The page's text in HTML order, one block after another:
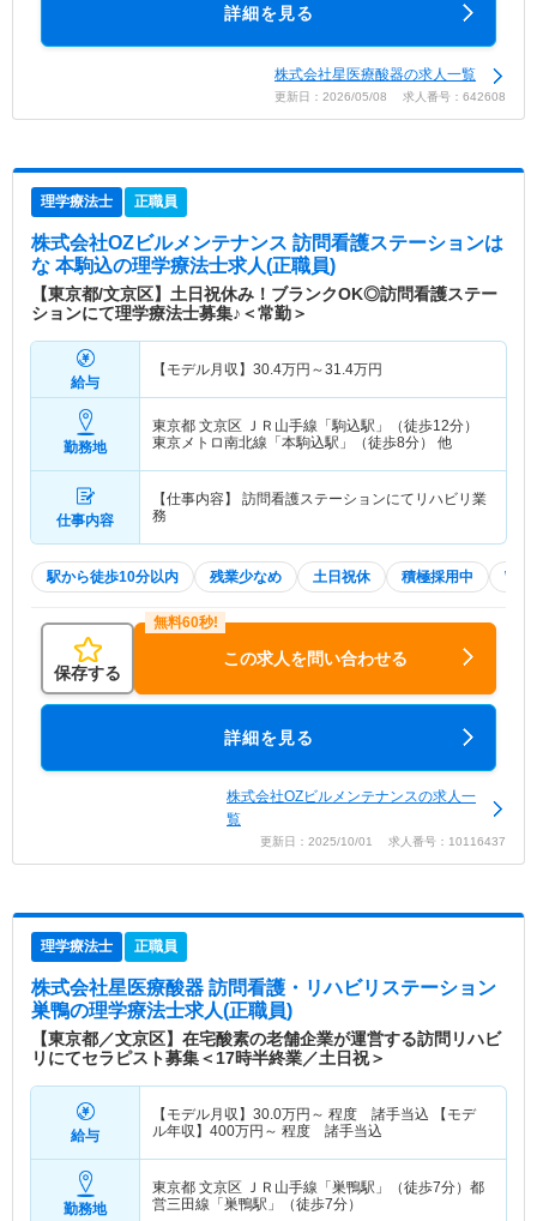
詳細を見る
株式会社星医療酸器の求人一覧
更新日：2026/05/08 求人番号：642608
理学療法士 正職員
株式会社OZビルメンテナンス 訪問看護ステーションは
な 本駒込の理学療法士求人(正職員)
【東京都/文京区】土日祝休み！ブランクOK◎訪問看護ステー
ションにて理学療法士募集♪＜常勤＞
給与
【モデル月収】 30.4万円～31.4万円
勤務地
東京都 文京区 ＪＲ山手線「駒込駅」（徒歩12分）
東京メトロ南北線「本駒込駅」（徒歩8分） 他
仕事内容
【仕事内容】 訪問看護ステーションにてリハビリ業
務
駅から徒歩10分以内 残業少なめ 土日祝休 積極採用中
保存する
この求人を問い合わせる
詳細を見る
株式会社OZビルメンテナンスの求人一
覧
更新日：2025/10/01 求人番号：10116437
理学療法士 正職員
株式会社星医療酸器 訪問看護・リハビリステーション
巣鴨の理学療法士求人(正職員)
【東京都／文京区】在宅酸素の老舗企業が運営する訪問リハビ
リにてセラピスト募集＜17時半終業／土日祝＞
給与
【モデル月収】 30.0万円～ 程度 諸手当込 【モデ
ル年収】 400万円～ 程度 諸手当込
勤務地
東京都 文京区 ＪＲ山手線「巣鴨駅」（徒歩7分）都
営三田線「巣鴨駅」（徒歩7分）